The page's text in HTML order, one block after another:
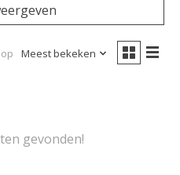
Meest bekeken
gevonden!